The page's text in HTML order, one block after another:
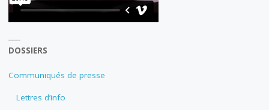
DOSSIERS
Communiqués de presse
Lettres d’info